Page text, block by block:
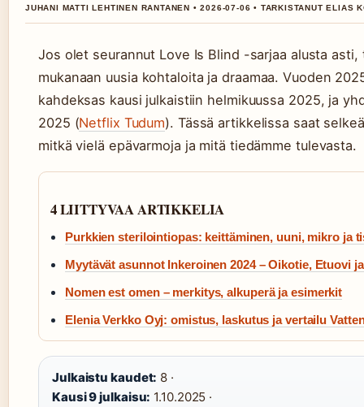
JUHANI MATTI LEHTINEN RANTANEN • 2026-07-06 • TARKISTANUT ELIAS
Jos olet seurannut Love Is Blind -sarjaa alusta
mukanaan uusia kohtaloita ja draamaa. Vuoden
kahdeksas kausi julkaistiin helmikuussa 2025, ja
2025 (Netflix Tudum). Tässä artikkelissa saat
mitkä vielä epävarmoja ja mitä tiedämme tulevasta.
4 LIITTYVAA ARTIKKELIA
Purkkien sterilointiopas: keittäminen, uuni, mikro ja
Myytävät asunnot Inkeroinen 2024 – Oikotie, Etuovi
Nomen est omen – merkitys, alkuperä ja esimerkit
Elenia Verkko Oyj: omistus, laskutus ja vertailu
Julkaistu kaudet: 8 ·
Kausi 9 julkaisu: 1.10.2025 ·